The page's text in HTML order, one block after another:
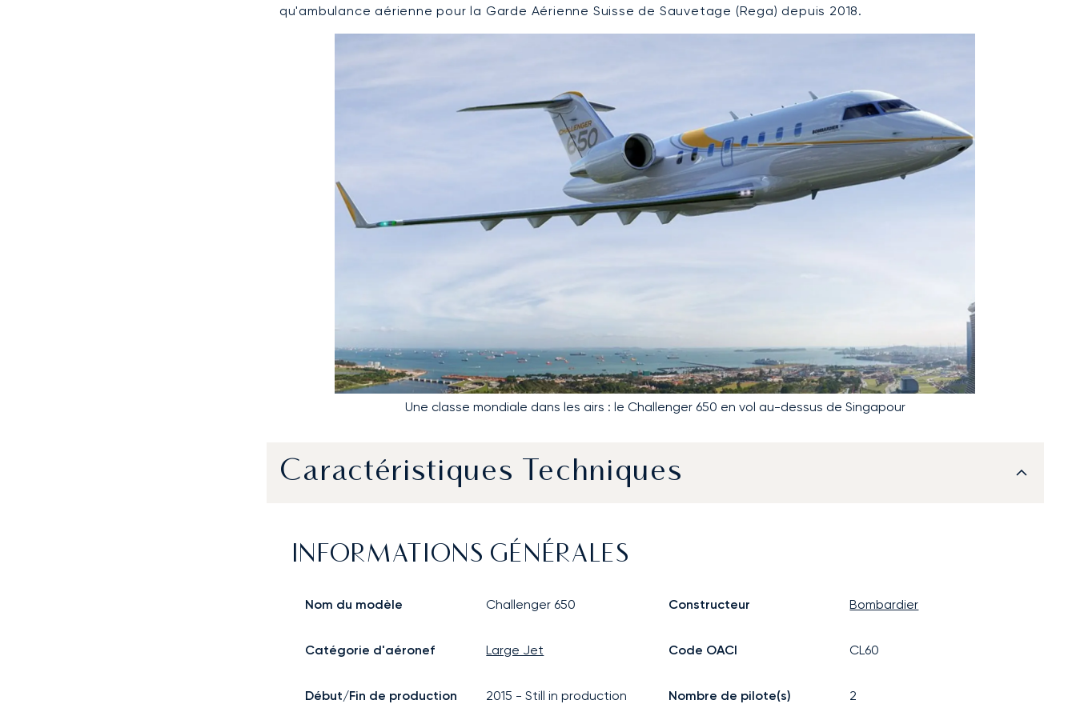
qu'ambulance aérienne pour la Garde Aérienne Suisse de Sauvetage (Rega) depuis 2018.
Une classe mondiale dans les airs : le Challenger 650 en vol au-dessus de Singapour
Caractéristiques Techniques
INFORMATIONS GÉNÉRALES
Nom du modèle Challenger 650 Constructeur Bombardier
Catégorie d'aéronef Large Jet Code OACI CL60
Début/Fin de production 2015 -Still in production Nombre de pilote(s) 2